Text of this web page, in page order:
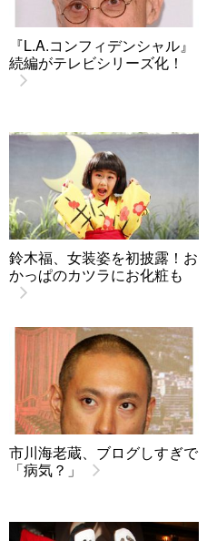
『L.A.コンフィデンシャル』
続編がテレビシリーズ化！
鈴木福、女装姿を初披露！お
かっぱのカツラにお化粧も
市川海老蔵、ブログしすぎで
「病気？」